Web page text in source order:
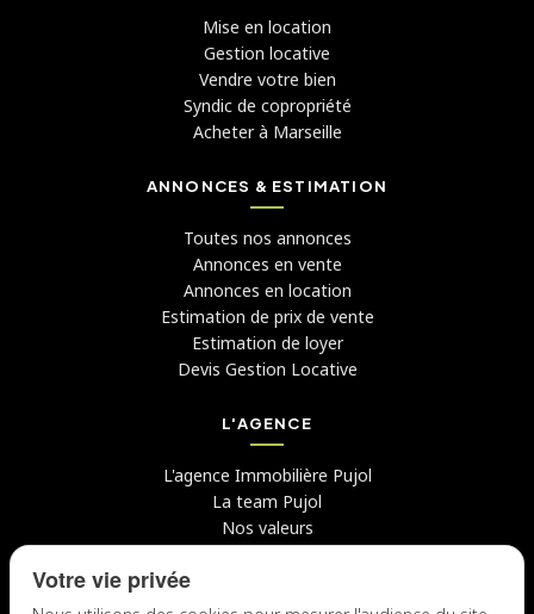
Mise en location
Gestion locative
Vendre votre bien
Syndic de copropriété
Acheter à Marseille
ANNONCES & ESTIMATION
Toutes nos annonces
Annonces en vente
Annonces en location
Estimation de prix de vente
Estimation de loyer
Devis Gestion Locative
L'AGENCE
L'agence Immobilière Pujol
La team Pujol
Nos valeurs
Avis clients
Candidater chez nous
Votre vie privée